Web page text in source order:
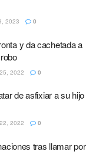
2023 0
y da cachetada a
2022 0
de asfixiar a su hijo
2022 0
tras llamar por